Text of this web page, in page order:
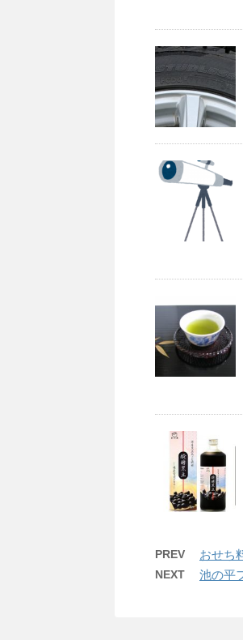
PREV おせち
NEXT 池の平